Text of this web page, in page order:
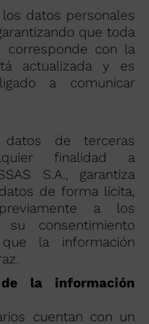
datos personales
que toda
corresponde con la
actualizada y es
a comunicar
de terceras
finalidad a
S.A., garantiza
de forma lícita,
a los
su consentimiento
la información
la información
cuentan con un